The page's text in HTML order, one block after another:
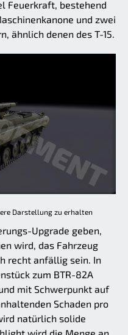
Feuerkraft, bestehend
und zwei
ähnlich denen des T-15.
Darstellung zu erhalten
Upgrade geben,
wird, das Fahrzeug
recht anfällig sein. In
zum BTR-82A
mit Schwerpunkt auf
Schaden pro
natürlich solide
wird die Menge an